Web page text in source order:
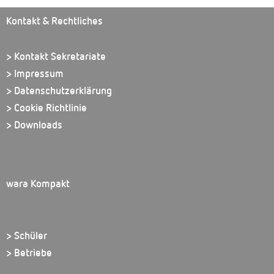
Kontakt & Rechtliches
> Kontakt Sekretariate
> Impressum
> Datenschutzerklärung
> Cookie Richtlinie
> Downloads
wara Kompakt
> Schüler
> Betriebe